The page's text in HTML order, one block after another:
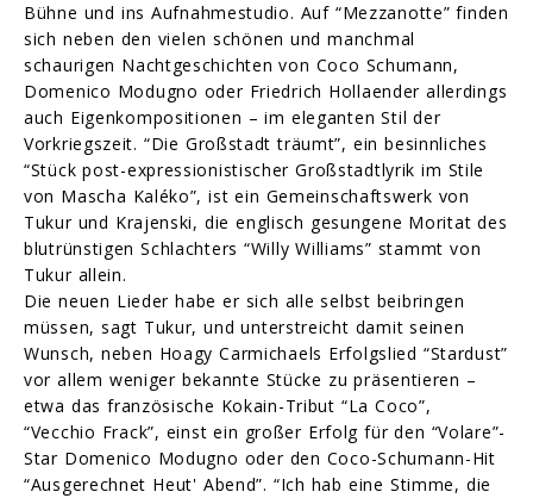
Bühne und ins Aufnahmestudio. Auf “Mezzanotte” finden
sich neben den vielen schönen und manchmal
schaurigen Nachtgeschichten von Coco Schumann,
Domenico Modugno oder Friedrich Hollaender allerdings
auch Eigenkompositionen – im eleganten Stil der
Vorkriegszeit. “Die Großstadt träumt”, ein besinnliches
“Stück post-expressionistischer Großstadtlyrik im Stile
von Mascha Kaléko”, ist ein Gemeinschaftswerk von
Tukur und Krajenski, die englisch gesungene Moritat des
blutrünstigen Schlachters “Willy Williams” stammt von
Tukur allein.
Die neuen Lieder habe er sich alle selbst beibringen
müssen, sagt Tukur, und unterstreicht damit seinen
Wunsch, neben Hoagy Carmichaels Erfolgslied “Stardust”
vor allem weniger bekannte Stücke zu präsentieren –
etwa das französische Kokain-Tribut “La Coco”,
“Vecchio Frack”, einst ein großer Erfolg für den “Volare”-
Star Domenico Modugno oder den Coco-Schumann-Hit
“Ausgerechnet Heut' Abend”. “Ich hab eine Stimme, die